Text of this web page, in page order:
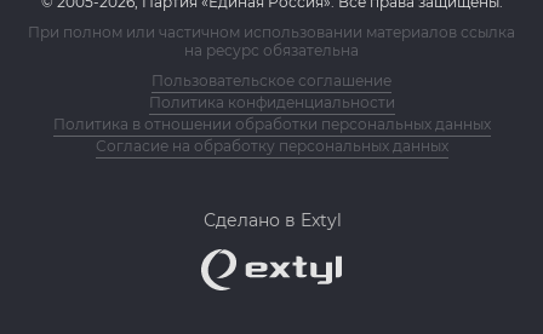
При полном или частичном использовании материалов ссылка
на ресурс обязательна
Пользовательское соглашение
Политика конфиденциальности
Политика в отношении обработки персональных данных
Согласие на обработку персональных данных
Сделано в Extyl